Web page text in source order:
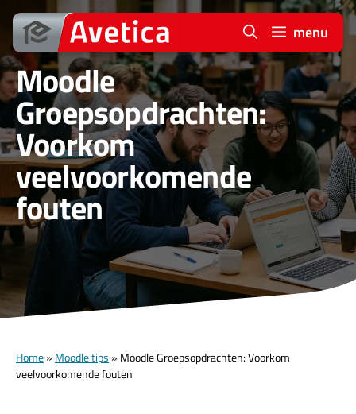
Ga
naar
de
inhoud
menu
Moodle
Groepsopdrachten:
Voorkom
veelvoorkomende
fouten
Home» Moodle tips » Moodle Groepsopdrachten: Voorkom
veelvoorkomende fouten